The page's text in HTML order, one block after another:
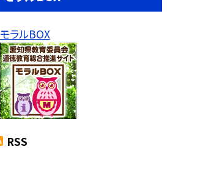
モラルBOX
RSS